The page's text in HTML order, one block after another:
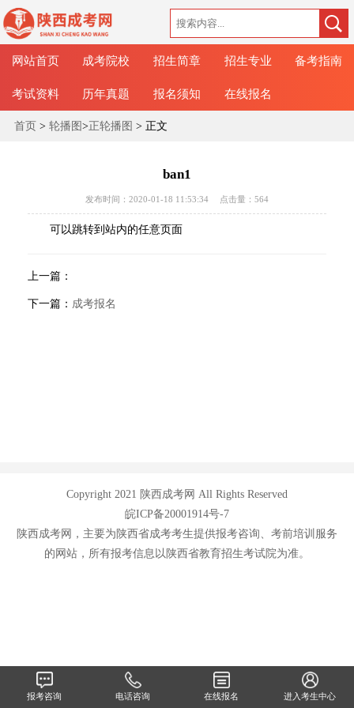
网站首页 成考院校 招生简章 招生专业 备考指南
考试资料 历年真题 报名须知 在线报名
首页> 轮播图>正轮播图 > 正文
ban1
发布时间：2020-01-18 11:53:34 点击量： 564
可以跳转到站内的任意页面
上一篇：
下一篇： 成考报名
Copyright 2021 陕西成考网 All Rights Reserved
皖ICP备20001914号-7
陕西成考网，主要为陕西省成考考生提供报考咨询、考前培训服务
的网站，所有报考信息以陕西省教育招生考试院为准。
报考咨询 电话咨询 在线报名 进入考生中心